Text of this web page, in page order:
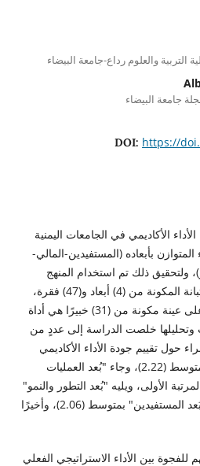
التربية والعلوم رداع-جامعة البيضاء
DOI: https://
الأكاديمي في الجامعات اليمنية
بأبعاده (المستفيدين-المالي-
ولتحقيق ذلك تم استخدام المنهج
الوصفي التحليلي، وكانت الاستبانة المكونة من (4) أبعاد و(47) فقرة،
والمطبقة وفقًا لأسلوب دلفي على عينة مكونة من (31) خبيرًا هي أداة
وتحليلها خلصت الدراسة إلى عددٍ من
حول تقييم جودة الأداء الأكاديمي
بأبعاده جاء بدرجة "ضعيفة" وبمتوسط (2.22)، وجاء "بُعد العمليات
بمتوسط (2.24) في المرتبة الأولى، ويليه "بُعد التطور والنمو"
بمتوسط (2.18)، أما ثالثًا جاء "بُعد المستفيدين" بمتوسط (2.06)، وأخيرًا
للفجوة بين الأداء الاستراتيجي الفعلي